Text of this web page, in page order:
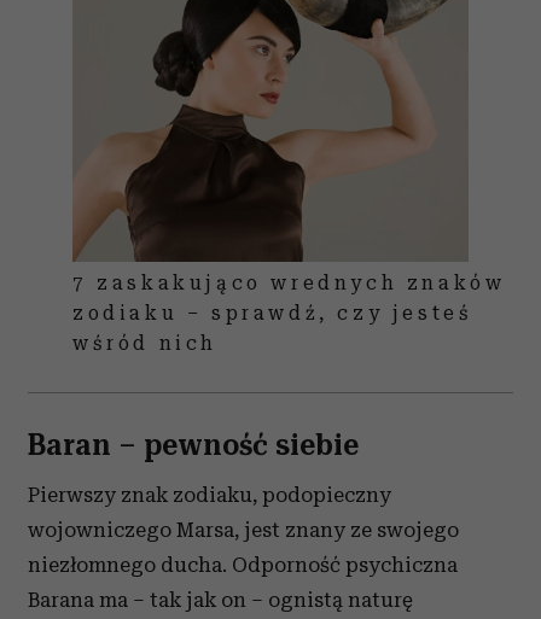
7 zaskakująco wrednych znaków
zodiaku – sprawdź, czy jesteś
wśród nich
Baran – pewność siebie
Pierwszy znak zodiaku, podopieczny
wojowniczego Marsa, jest znany ze swojego
niezłomnego ducha. Odporność psychiczna
Barana ma – tak jak on – ognistą naturę